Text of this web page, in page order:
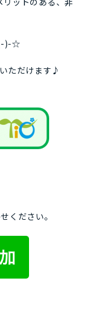
)-☆
ただけます♪
ください。